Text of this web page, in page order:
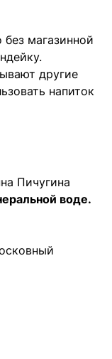
магазинной
другие
напиток
Пичугина
воде.